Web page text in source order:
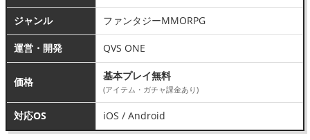
ジャンル ファンタジーMMORPG
運営・開発 QVS ONE
価格 基本プレイ無料
(アイテム・ガチャ課金あり)
対応OS iOS / Android